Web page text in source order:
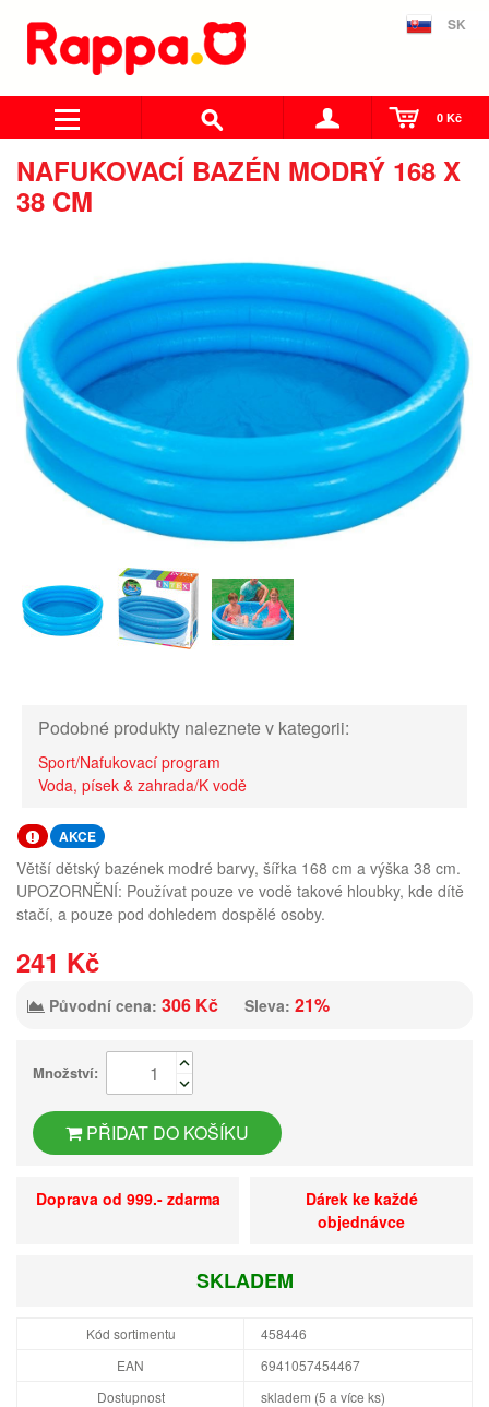
SK
0 Kč
NAFUKOVACÍ BAZÉN MODRÝ 168 X
38 CM
Podobné produkty naleznete v kategorii:
Sport/Nafukovací program
Voda, písek & zahrada/K vodě
AKCE
Větší dětský bazének modré barvy, šířka 168 cm a výška 38 cm.
UPOZORNĚNÍ: Používat pouze ve vodě takové hloubky, kde dítě
stačí, a pouze pod dohledem dospělé osoby.
241 Kč
Původní cena: 306 Kč Sleva: 21%
Množství:
PŘIDAT DO KOŠÍKU
Doprava od 999.- zdarma
Dárek ke každé
objednávce
SKLADEM
Kód sortimentu
458446
EAN
6941057454467
Dostupnost
skladem (5 a více ks)